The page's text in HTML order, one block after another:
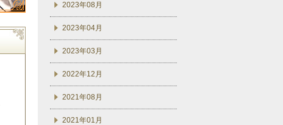
2023年08月
2023年04月
2023年03月
2022年12月
2021年08月
2021年01月